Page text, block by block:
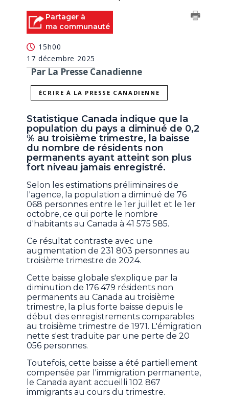
Partager à
ma communauté
15h00
17 décembre 2025
Par La Presse Canadienne
ÉCRIRE À LA PRESSE CANADIENNE
Statistique Canada indique que la
population du pays a diminué de 0,2
% au troisième trimestre, la baisse
du nombre de résidents non
permanents ayant atteint son plus
fort niveau jamais enregistré.
Selon les estimations préliminaires de
l'agence, la population a diminué de 76
068 personnes entre le 1er juillet et le 1er
octobre, ce qui porte le nombre
d'habitants au Canada à 41 575 585.
Ce résultat contraste avec une
augmentation de 231 803 personnes au
troisième trimestre de 2024.
Cette baisse globale s'explique par la
diminution de 176 479 résidents non
permanents au Canada au troisième
trimestre, la plus forte baisse depuis le
début des enregistrements comparables
au troisième trimestre de 1971. L'émigration
nette s'est traduite par une perte de 20
056 personnes.
Toutefois, cette baisse a été partiellement
compensée par l'immigration permanente,
le Canada ayant accueilli 102 867
immigrants au cours du trimestre.